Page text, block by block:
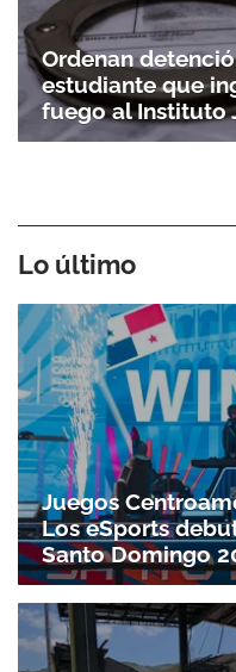
Ordenan
estudiante que
fuego al Instituto
Lo último
Juegos
Los eSports
Santo Domingo